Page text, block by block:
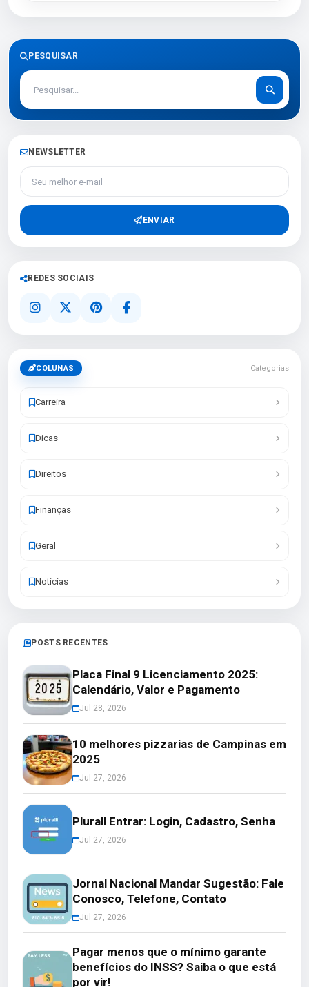
PESQUISAR
NEWSLETTER
Seu melhor e-mail
ENVIAR
REDES SOCIAIS
COLUNAS Categorias
Carreira
Dicas
Direitos
Finanças
Geral
Notícias
POSTS RECENTES
Placa Final 9 Licenciamento 2025:
Calendário, Valor e Pagamento
Jul 28, 2026
10 melhores pizzarias de Campinas em
2025
Jul 27, 2026
Plurall Entrar: Login, Cadastro, Senha
Jul 27, 2026
Jornal Nacional Mandar Sugestão: Fale
Conosco, Telefone, Contato
Jul 27, 2026
Pagar menos que o mínimo garante
benefícios do INSS? Saiba o que está
por vir!